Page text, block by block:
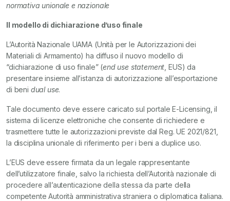
normativa unionale e nazionale
Il modello di dichiarazione d’uso finale
L’Autorità Nazionale UAMA (Unità per le Autorizzazioni dei
Materiali di Armamento) ha diffuso il nuovo modello di
“dichiarazione di uso finale” (end use statement , EUS) da
presentare insieme all’istanza di autorizzazione all’esportazione
di beni dual use.
Tale documento deve essere caricato sul portale E-Licensing, il
sistema di licenze elettroniche che consente di richiedere e
trasmettere tutte le autorizzazioni previste dal Reg. UE 2021/821,
la disciplina unionale di riferimento per i beni a duplice uso.
L’EUS deve essere firmata da un legale rappresentante
dell’utilizzatore finale, salvo la richiesta dell’Autorità nazionale di
procedere all’autenticazione della stessa da parte della
competente Autorità amministrativa straniera o diplomatica italiana.